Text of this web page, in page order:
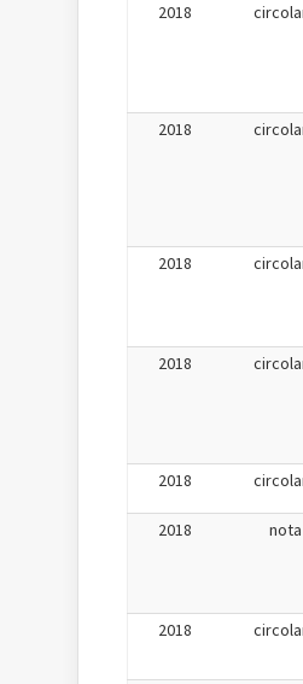
2018
2018
2018
2018
2018
2018
nota
2018